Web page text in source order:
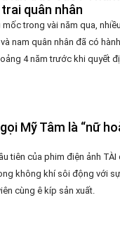
quân nhân
trong vài năm qua,
nam quân nhân đã có
4 năm trước khi quyết
Mỹ Tâm là “nữ
tiên của phim điện ảnh
không khí sôi động với
cùng ê kíp sản xuất.